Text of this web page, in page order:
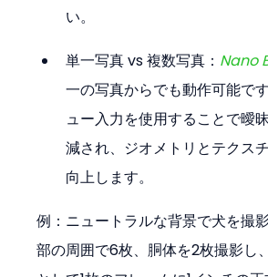
い。
単一写真 vs 複数写真： Nano
一の写真からでも動作可能で
ュー入力を使用することで曖
減され、ジオメトリとテクス
向上します。
例：ニュートラルな背景で犬を撮
部の周囲で6枚、胴体を2枚撮影し